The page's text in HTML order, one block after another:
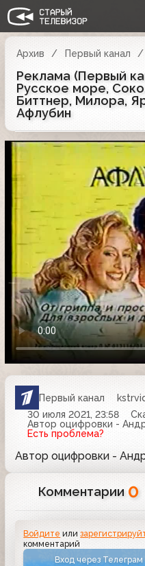
Архив Первый канал
Реклама (Первый
Русское море,
Биттнер, Милора,
Афлубин
Первый канал
30 июля 2021, 23:58
Автор оцифровки -
Есть проблема?
Автор оцифровки -
Комментарии 0
Войдите или
комментарий
Вход через Телеграм